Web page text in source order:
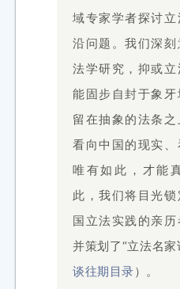
域专家学者探讨
沿问题。我们深
法学研究，抑或
能固步自封于象
留在抽象的法条
看向中国的现实、
唯有如此，才能
此，我们将目光
国立法实践的亲历
并策划了“立法名家
谈往期目录）。